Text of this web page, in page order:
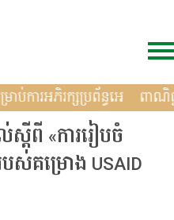
ម្រាប់ការអភិរក្សប្រព័ន្ធអេ ពា
តីពី «ការរៀបចំ
បស់គម្រោង USAID